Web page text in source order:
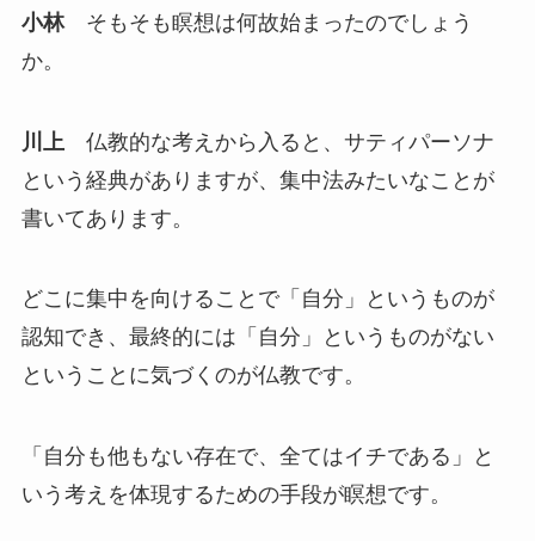
小林そもそも瞑想は何故始まったのでしょう
か。
川上 仏教的な考えから入ると、サティパーソナ
という経典がありますが、集中法みたいなことが
書いてあります。
どこに集中を向けることで「自分」というものが
認知でき、最終的には「自分」というものがない
ということに気づくのが仏教です。
「自分も他もない存在で、全てはイチである」と
いう考えを体現するための手段が瞑想です。